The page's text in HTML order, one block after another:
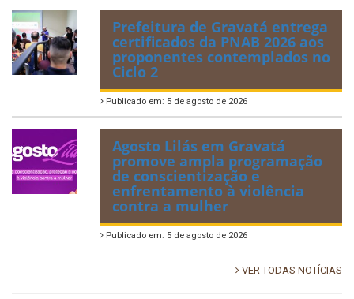
Prefeitura de Gravatá entrega
certificados da PNAB 2026 aos
proponentes contemplados no
Ciclo 2
Publicado em: 5 de agosto de 2026
Agosto Lilás em Gravatá
promove ampla programação
de conscientização e
enfrentamento à violência
contra a mulher
Publicado em: 5 de agosto de 2026
VER TODAS NOTÍCIAS